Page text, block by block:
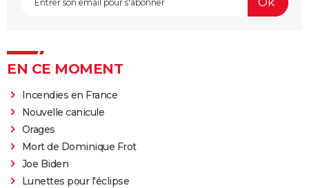
EN CE MOMENT
Incendies en France
Nouvelle canicule
Orages
Mort de Dominique Frot
Joe Biden
Lunettes pour l'éclipse